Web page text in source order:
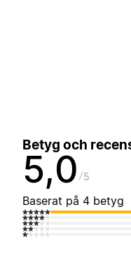
Betyg och
5,0 5
Baserat på 4 betyg